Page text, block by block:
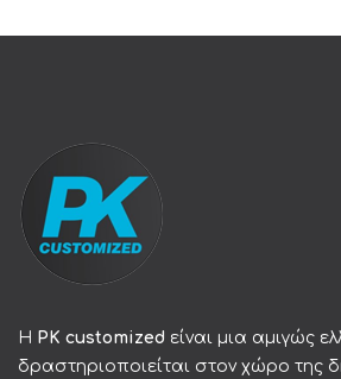
Η PK customized είναι μια αμιγώς
δραστηριοποιείται στον χώρο της